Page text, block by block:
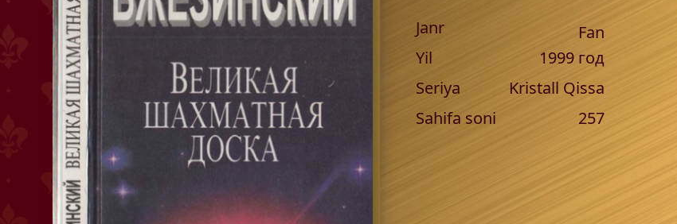
Великая шахматная доска
Janr
Fan
Yil
1999год
Seriya
Kristall Qissa
Sahifa soni
257